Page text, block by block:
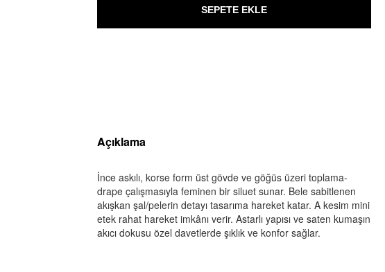
SEPETE EKLE
Açıklama
İnce askılı, korse form üst gövde ve göğüs üzeri toplama-
drape çalışmasıyla feminen bir siluet sunar. Bele sabitlenen
akışkan şal/pelerin detayı tasarıma hareket katar. A kesim mini
etek rahat hareket imkânı verir. Astarlı yapısı ve saten kumaşın
akıcı dokusu özel davetlerde şıklık ve konfor sağlar.